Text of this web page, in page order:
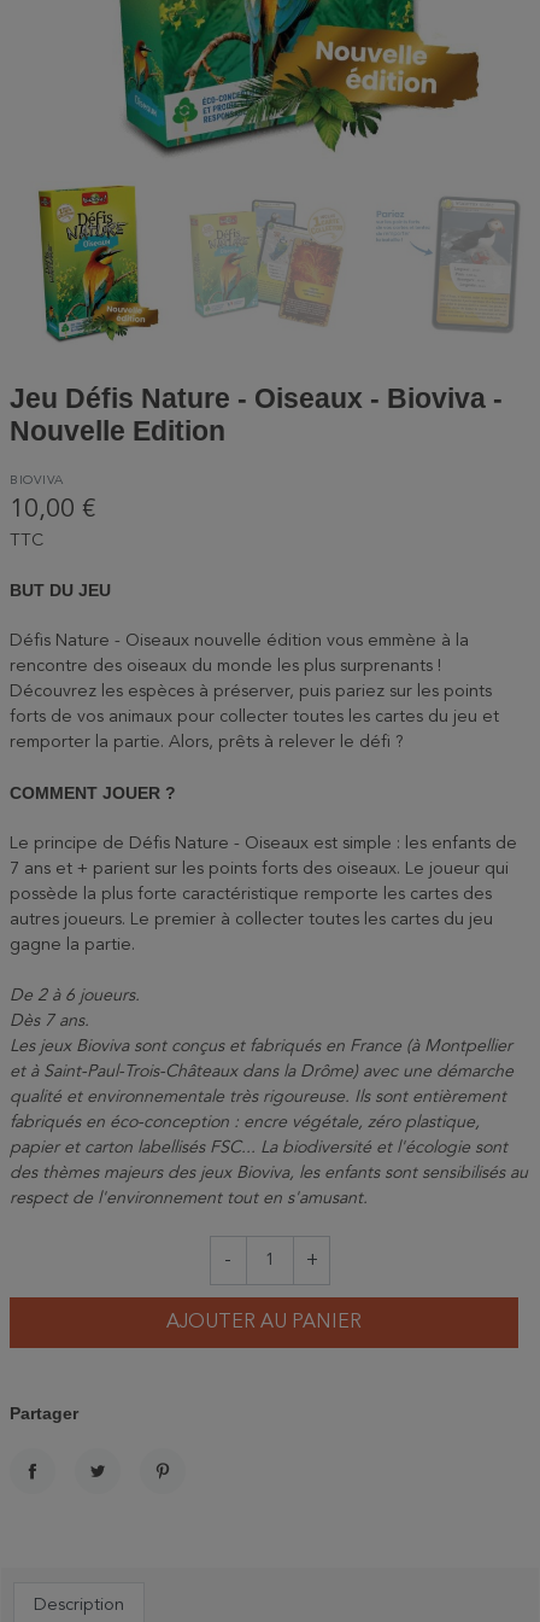
Jeu Défis Nature - Oiseaux - Bioviva -
Nouvelle Edition
BIOVIVA
10,00 €
TTC
BUT DU JEU
Défis Nature - Oiseaux nouvelle édition vous emmène à la
rencontre des oiseaux du monde les plus surprenants !
Découvrez les espèces à préserver, puis pariez sur les points
forts de vos animaux pour collecter toutes les cartes du jeu et
remporter la partie. Alors, prêts à relever le défi ?
COMMENT JOUER ?
Le principe de Défis Nature - Oiseaux est simple : les enfants de
7 ans et + parient sur les points forts des oiseaux. Le joueur qui
possède la plus forte caractéristique remporte les cartes des
autres joueurs. Le premier à collecter toutes les cartes du jeu
gagne la partie.
De 2 à 6 joueurs.
Dès 7 ans.
Les jeux Bioviva sont conçus et fabriqués en France (à Montpellier
et à Saint-Paul-Trois-Châteaux dans la Drôme) avec une démarche
qualité et environnementale très rigoureuse. Ils sont entièrement
fabriqués en éco-conception : encre végétale, zéro plastique,
papier et carton labellisés FSC... La biodiversité et l'écologie sont
des thèmes majeurs des jeux Bioviva, les enfants sont sensibilisés au
respect de l'environnement tout en s'amusant.
- +
AJOUTER AU PANIER
Partager
Description